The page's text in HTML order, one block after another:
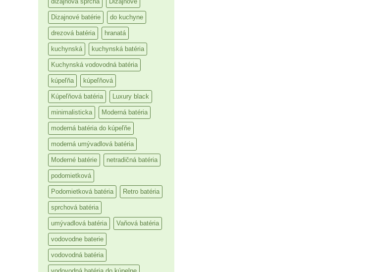
Dizajnové batérie do kuchyne
drezová batéria hranatá
kuchynská kuchynská batéria
Kuchynská vodovodná batéria
kúpeľňa kúpeľňová
Kúpeľňová batéria Luxury black
minimalisticka Moderná batéria
moderná batéria do kúpeľňe
moderná umývadlová batéria
Moderné batérie netradičná batéria
podomietková
Podomietková batéria Retro batéria
sprchová batéria
umývadlová batéria Vaňová batéria
vodovodne baterie
vodovodná batéria